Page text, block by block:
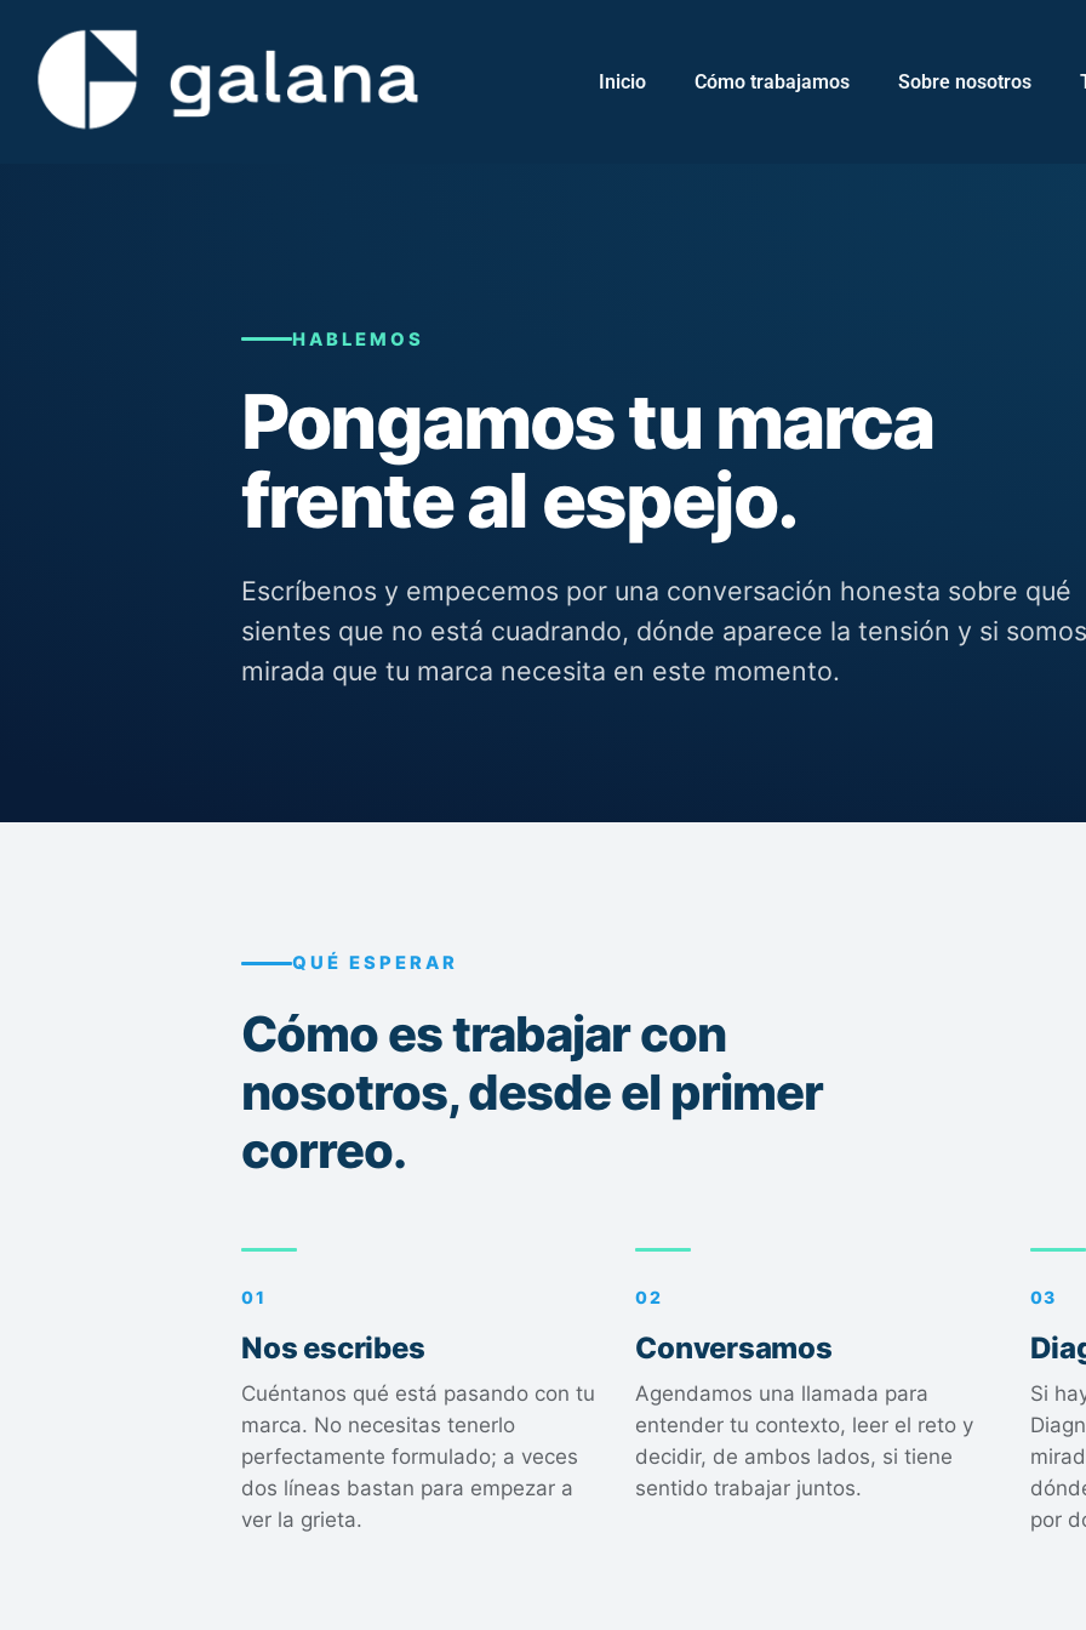
Inicio Cómo trabajamos Sobre nosotros
HABLEMOS
Pongamos tu marca
frente al espejo.
Escríbenos y empecemos por una conversación honesta sobre qué
sientes que no está cuadrando, dónde aparece la tensión y si
mirada que tu marca necesita en este momento.
QUÉ ESPERAR
Cómo es trabajar con
nosotros, desde el primer
correo.
01
Nos escribes
Cuéntanos qué está pasando con tu
marca. No necesitas tenerlo
perfectamente formulado; a veces
dos líneas bastan para empezar a
ver la grieta.
02
Conversamos
Agendamos una llamada para
entender tu contexto, leer el reto y
decidir, de ambos lados, si tiene
sentido trabajar juntos.
03
Si
por